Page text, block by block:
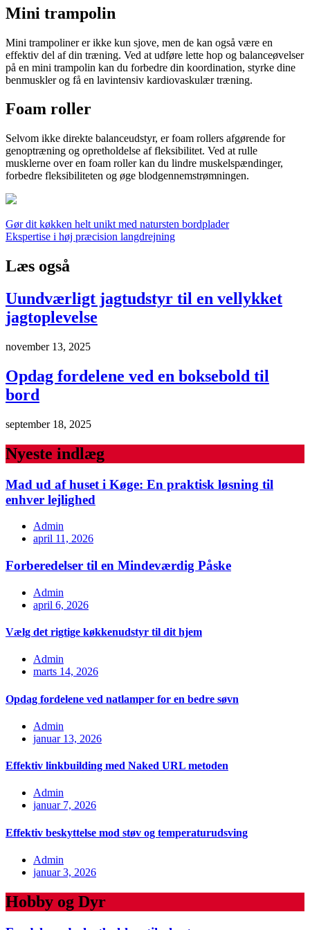
Mini trampolin
Mini trampoliner er ikke kun sjove, men de kan også være en
effektiv del af din træning. Ved at udføre lette hop og balanceøvelser
på en mini trampolin kan du forbedre din koordination, styrke dine
benmuskler og få en lavintensiv kardiovaskulær træning.
Foam roller
Selvom ikke direkte balanceudstyr, er foam rollers afgørende for
genoptræning og opretholdelse af fleksibilitet. Ved at rulle
musklerne over en foam roller kan du lindre muskelspændinger,
forbedre fleksibiliteten og øge blodgennemstrømningen.
Indlægsnavigation
Gør dit køkken helt unikt med natursten bordplader
Ekspertise i høj præcision langdrejning
Læs også
Uundværligt jagtudstyr til en vellykket
jagtoplevelse
november 13, 2025
Opdag fordelene ved en boksebold til
bord
september 18, 2025
Nyeste indlæg
Mad ud af huset i Køge: En praktisk løsning til
enhver lejlighed
Admin
april 11, 2026
Forberedelser til en Mindeværdig Påske
Admin
april 6, 2026
Vælg det rigtige køkkenudstyr til dit hjem
Admin
marts 14, 2026
Opdag fordelene ved natlamper for en bedre søvn
Admin
januar 13, 2026
Effektiv linkbuilding med Naked URL metoden
Admin
januar 7, 2026
Effektiv beskyttelse mod støv og temperaturudsving
Admin
januar 3, 2026
Hobby og Dyr